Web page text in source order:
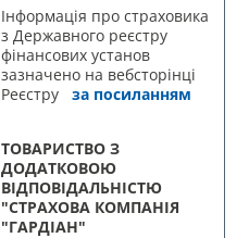
Інформація про страховика
з Державного реєстру
фінансових установ
зазначено на вебсторінці
Реєстру за посиланням
ТОВАРИСТВО З
ДОДАТКОВОЮ
ВІДПОВІДАЛЬНІСТЮ
"СТРАХОВА КОМПАНІЯ
"ГАРДІАН"